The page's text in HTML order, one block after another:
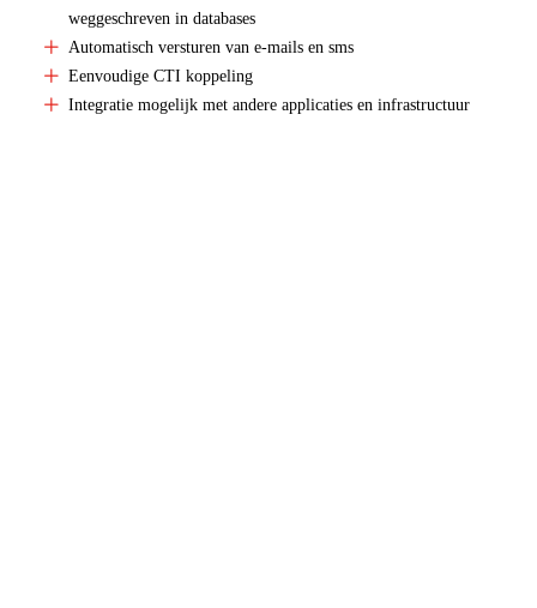
weggeschreven in databases
Automatisch versturen van e-mails en sms
Eenvoudige CTI koppeling
Integratie mogelijk met andere applicaties en infrastructuur